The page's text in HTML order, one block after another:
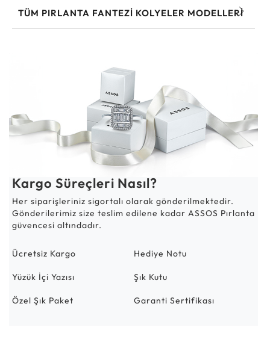
TÜM PIRLANTA FANTEZI KOLYELER MODELLERI
Kargo Süreçleri Nasıl?
Her siparişleriniz sigortalı olarak gönderilmektedir.
Gönderilerimiz size teslim edilene kadar ASSOS Pırlanta
güvencesi altındadır.
Ücretsiz Kargo Hediye Notu
Yüzük İçi Yazısı Şık Kutu
Özel Şık Paket Garanti Sertifikası